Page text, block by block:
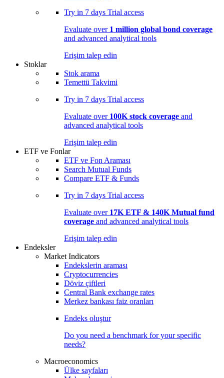
Try in 7 days Trial access
Evaluate over 1 million global bond coverage
and advanced analytical tools
Erişim talep edin
Stoklar
Stok arama
Temettü Takvimi
Try in 7 days Trial access
Evaluate over 100K stock coverage and
advanced analytical tools
Erişim talep edin
ETF ve Fonlar
ETF ve Fon Araması
Search Mutual Funds
Compare ETF & Funds
Try in 7 days Trial access
Evaluate over 17K ETF & 140K Mutual fund
coverage and advanced analytical tools
Erişim talep edin
Endeksler
Market Indicators
Endekslerin araması
Cryptocurrencies
Döviz çiftleri
Central Bank exchange rates
Merkez bankası faiz oranları
Endeks oluştur
Do you need a benchmark for your specific
needs?
Macroeconomics
Ülke sayfaları